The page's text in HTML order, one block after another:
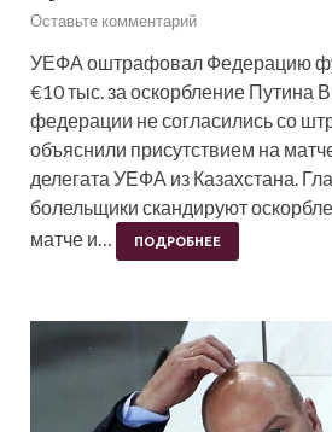
Оставьте комментарий
УЕФА оштрафовал Федерацию
€10 тыс. за оскорбление Путина
федерации не согласились со
объяснили присутствием на
делегата УЕФА из Казахстана.
болельщики скандируют
матче и…
ПОДРОБНЕЕ